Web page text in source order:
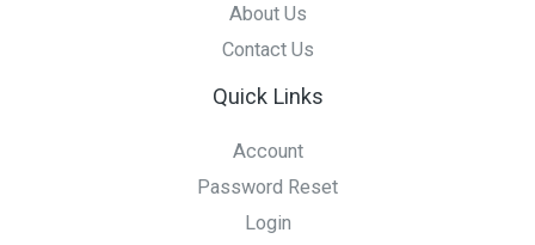
About Us
Contact Us
Quick Links
Account
Password Reset
Login